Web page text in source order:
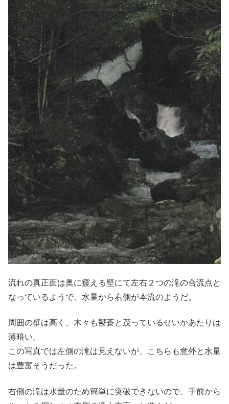
流れの真正面は奥に窺える壁にて左右２つの滝の合流点と
なっているようで、水量から右側が本流のようだ。
周囲の壁は高く、木々も鬱蒼と茂っているせいかあたりは
薄暗い。
この写真では左側の滝は見えないが、こちらも意外と水量
は豊富そうだった。
右側の滝は水量のため簡単に突破できないので、手前から